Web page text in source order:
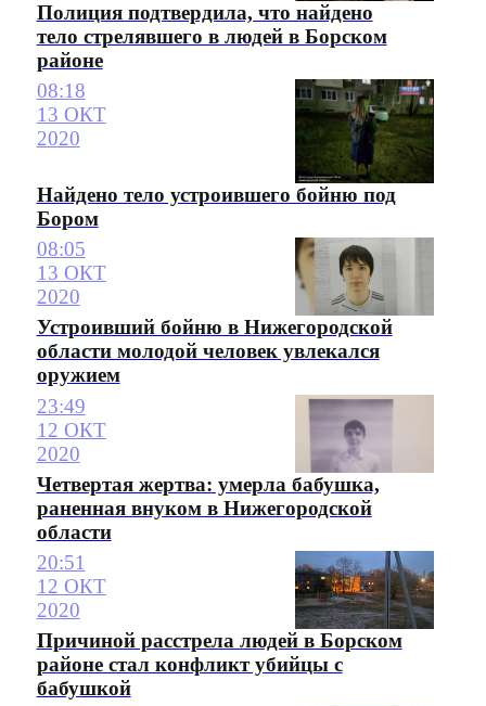
Полиция подтвердила, что найдено
тело стрелявшего в людей в Борском
районе
08:18
13 ОКТ
2020
Найдено тело устроившего бойню под
Бором
08:05
13 ОКТ
2020
Устроивший бойню в Нижегородской
области молодой человек увлекался
оружием
23:49
12 ОКТ
2020
Четвертая жертва: умерла бабушка,
раненная внуком в Нижегородской
области
20:51
12 ОКТ
2020
Причиной расстрела людей в Борском
районе стал конфликт убийцы с
бабушкой